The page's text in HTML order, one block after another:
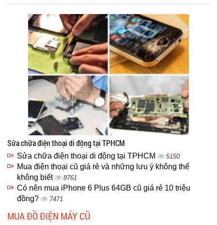
Sửa chữa điện thoại di động tại TPHCM
Sửa chữa điện thoại di động tại TPHCM 5150
Mua điện thoại cũ giá rẻ và những lưu ý không thể
không biết
8761
Có nên mua iPhone 6 Plus 64GB cũ giá rẻ 10 triệu
đồng?
7471
MUA ĐỒ ĐIỆN MÁY CŨ